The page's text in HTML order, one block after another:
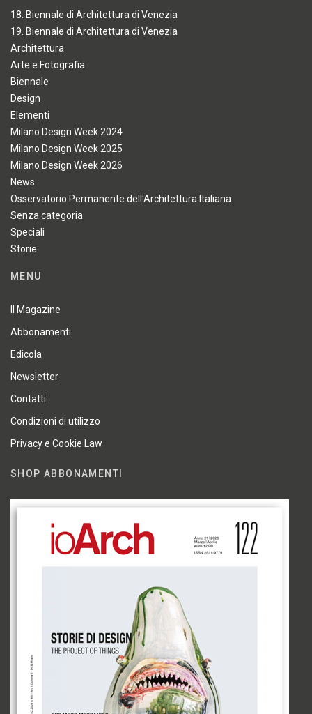
18. Biennale di Architettura di Venezia
19. Biennale di Architettura di Venezia
Architettura
Arte e Fotografia
Biennale
Design
Elementi
Milano Design Week 2024
Milano Design Week 2025
Milano Design Week 2026
News
Osservatorio Permanente dell'Architettura Italiana
Senza categoria
Speciali
Storie
MENU
Il Magazine
Abbonamenti
Edicola
Newsletter
Contatti
Condizioni di utilizzo
Privacy e Cookie Law
SHOP ABBONAMENTI